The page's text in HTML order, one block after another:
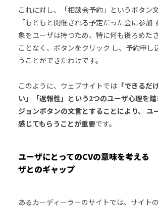
これに対し、「相談会予約」というボタン
「もともと開催される予定だった会に参加
象をユーザは持つため、特に何も後ろめた
ことなく、ボタンをクリック し、予約申し
うことができたわけです。
このように、ウェブサイトでは「できるだ
い」「返報性」という2つのユーザ心理を
ジョンボタンの文言とすることにより、 ユ
感じてもらうことが重要です。
ユーザにとってのCVの意味を考える
ザとのギャップ
あるカーディーラーのサイトでは、サイト